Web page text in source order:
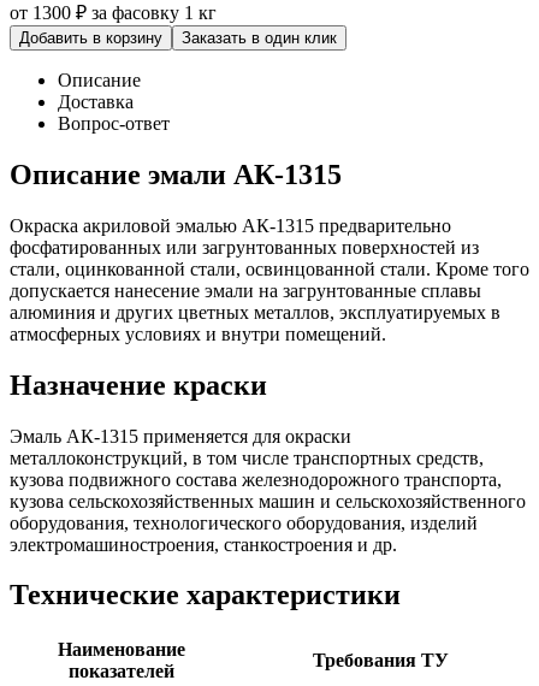
от 1300 ₽ за фасовку 1 кг
Добавить в корзину Заказать в один клик
Описание
Доставка
Вопрос-ответ
Описание эмали АК-1315
Окраска акриловой эмалью АК-1315 предварительно
фосфатированных или загрунтованных поверхностей из
стали, оцинкованной стали, освинцованной стали. Кроме того
допускается нанесение эмали на загрунтованные сплавы
алюминия и других цветных металлов, эксплуатируемых в
атмосферных условиях и внутри помещений.
Назначение краски
Эмаль АК-1315 применяется для окраски
металлоконструкций, в том числе транспортных средств,
кузова подвижного состава железнодорожного транспорта,
кузова сельскохозяйственных машин и сельскохозяйственного
оборудования, технологического оборудования, изделий
электромашиностроения, станкостроения и др.
Технические характеристики
Наименование
показателей
Требования ТУ